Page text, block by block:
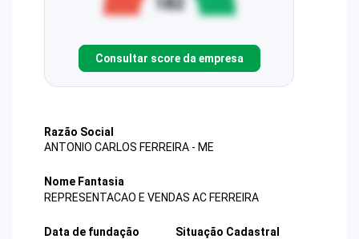
Consultar score da empresa
Razão Social
ANTONIO CARLOS FERREIRA - ME
Nome Fantasia
REPRESENTACAO E VENDAS AC FERREIRA
Data de fundação
Situação Cadastral